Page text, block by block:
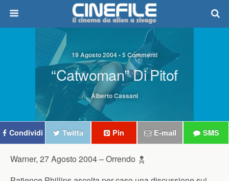
19 Agosto 2004 • 5 Commenti
“Catwoman” Di Pitof
Alberto Cassani
Condividi Twitta Pin E-mail SMS
Warner, 27 Agosto 2004 –Orrendo